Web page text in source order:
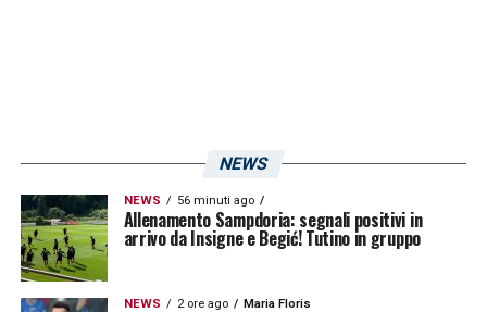
NEWS
NEWS 56 minuti ago
Allenamento Sampdoria: segnali positivi in
arrivo da Insigne e Begić! Tutino in gruppo
NEWS 2 ore ago Maria Floris